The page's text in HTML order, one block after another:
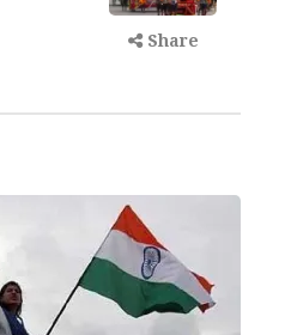
Share